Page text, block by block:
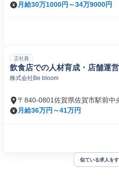
月給30万1000円～34万9000円
正社員
飲食店での人材育成・店舗運営
株式会社Be bloom
〒840-0801佐賀県佐賀市駅前中
月給36万円～41万円
似ている求人を